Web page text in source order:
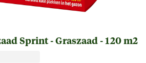
Sprint - Graszaad - 120 m2